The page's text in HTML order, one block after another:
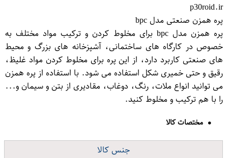
p30roid.ir
پره همزن صنعتی مدل bpc
پره همزن مدل bpc برای مخلوط کردن و ترکیب مواد مختلف به
خصوص در کارگاه های ساختمانی، آشپزخانه های بزرگ و محیط
های صنعتی کاربرد دارد، از این پره برای مخلوط کردن مواد غلیظ،
رقیق و حتی خمیری شکل استفاده می شود. با استفاده از پره همزن
می توانید انواع ملات، رنگ، دوغاب، مقادیری از بتن و سیمان و...
را با هم ترکیب و مخلوط کنید.
مختصات کالا
جنس کالا